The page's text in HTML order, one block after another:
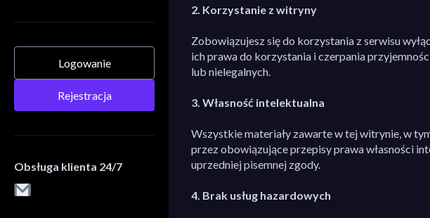
Logowanie
Rejestracja
Obsługa klienta 24/7
2. Korzystanie z witryny
Zobowiązujesz się do korzystania z serwisu
ich prawa do korzystania i czerpania
lub nielegalnych.
3. Własność intelektualna
Wszystkie materiały zawarte w tej witrynie, w
przez obowiązujące przepisy prawa własności
uprzedniej pisemnej zgody.
4. Brak usług hazardowych